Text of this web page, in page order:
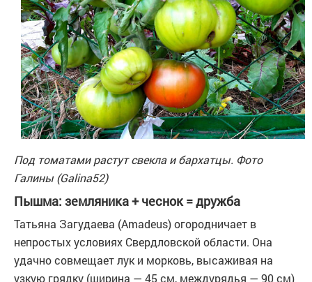
Под томатами растут свекла и бархатцы. Фото
Галины (Galina52)
Пышма: земляника + чеснок = дружба
Татьяна Загудаева (Amadeus) огородничает в
непростых условиях Свердловской области. Она
удачно совмещает лук и морковь, высаживая на
узкую грядку (ширина — 45 см, междурядья — 90 см)